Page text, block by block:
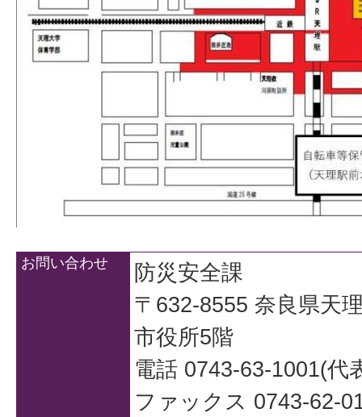
お問い合わせ
防災安全課
〒632-8555 奈良県天
市役所5階
電話 0743-63-1001(代
ファックス 0743-62-